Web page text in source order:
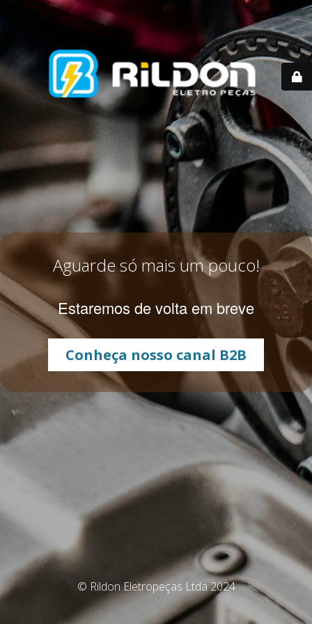
Aguarde só mais um pouco!
Estaremos de volta em breve
Conheça nosso canal B2B
© Rildon Eletropeças Ltda 2024